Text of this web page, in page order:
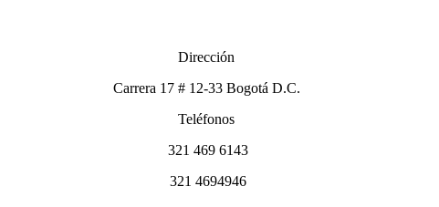
Dirección
Carrera 17 # 12-33 Bogotá D.C.
Teléfonos
321 469 6143
321 4694946